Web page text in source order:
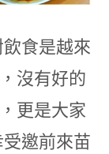
食是越來
沒有好的
更是大家
邀前來苗